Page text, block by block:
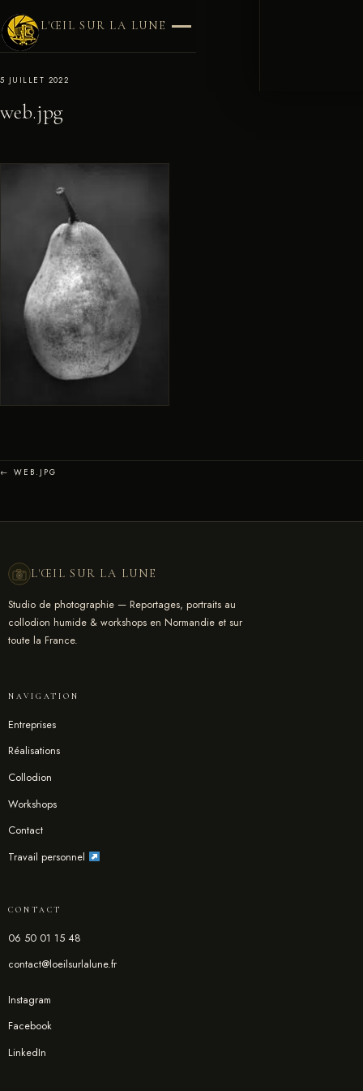
L'ŒIL SUR LA LUNE
5 JUILLET 2022
web.jpg
← WEB.JPG
L'ŒIL SUR LA LUNE
Studio de photographie — Reportages, portraits au
collodion humide & workshops en Normandie et sur
toute la France.
NAVIGATION
Entreprises
Réalisations
Collodion
Workshops
Contact
Travail personnel
CONTACT
06 50 01 15 48
contact@loeilsurlalune.fr
Instagram
Facebook
LinkedIn